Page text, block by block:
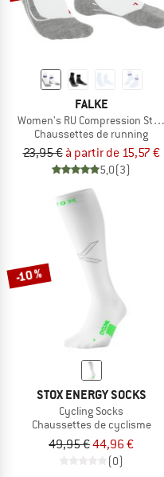
FALKE
Women's RU Compression
Chaussettes de running
23,95 € à partir de 15,57 €
5,0(3)
-10 %
STOX ENERGY SOCKS
Cycling Socks
Chaussettes de cyclisme
49,95 €44,96 €
(0)